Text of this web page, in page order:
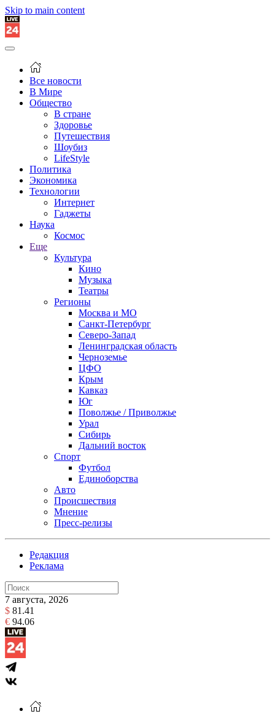
Skip to main content
Все новости
В Мире
Общество
В стране
Здоровье
Путешествия
Шоубиз
LifeStyle
Политика
Экономика
Технологии
Интернет
Гаджеты
Наука
Космос
Еще
Культура
Кино
Музыка
Театры
Регионы
Москва и МО
Санкт-Петербург
Северо-Запад
Ленинградская область
Черноземье
ЦФО
Крым
Кавказ
Юг
Поволжье / Приволжье
Урал
Сибирь
Дальний восток
Спорт
Футбол
Единоборства
Авто
Происшествия
Мнение
Пресс-релизы
Редакция
Реклама
7 августа, 2026
$ 81.41
€ 94.06